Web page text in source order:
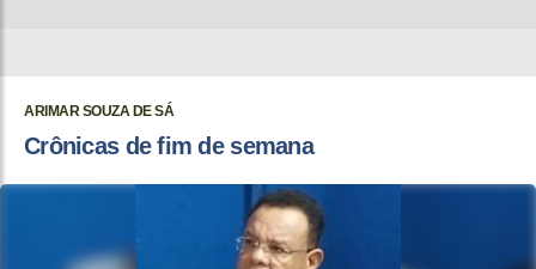
ARIMAR SOUZA DE SÁ
Crônicas de fim de semana